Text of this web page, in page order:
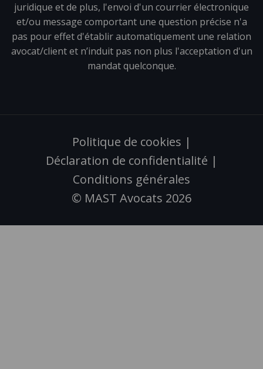
juridique et de plus, l'envoi d'un courrier électronique
et/ou message comportant une question précise n'a
pas pour effet d'établir automatiquement une relation
avocat/client et n’induit pas non plus l'acceptation d'un
mandat quelconque.
Politique de cookies |
Déclaration de confidentialité |
Conditions générales
© MAST Avocats 2026